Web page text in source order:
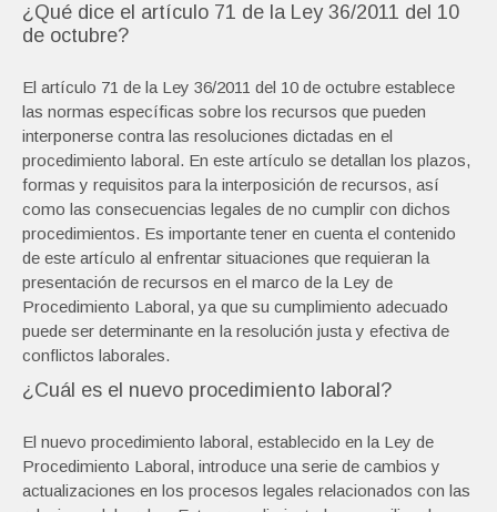
¿Qué dice el artículo 71 de la Ley 36/2011 del 10
de octubre?
El artículo 71 de la Ley 36/2011 del 10 de octubre establece
las normas específicas sobre los recursos que pueden
interponerse contra las resoluciones dictadas en el
procedimiento laboral. En este artículo se detallan los plazos,
formas y requisitos para la interposición de recursos, así
como las consecuencias legales de no cumplir con dichos
procedimientos. Es importante tener en cuenta el contenido
de este artículo al enfrentar situaciones que requieran la
presentación de recursos en el marco de la Ley de
Procedimiento Laboral, ya que su cumplimiento adecuado
puede ser determinante en la resolución justa y efectiva de
conflictos laborales.
¿Cuál es el nuevo procedimiento laboral?
El nuevo procedimiento laboral, establecido en la Ley de
Procedimiento Laboral, introduce una serie de cambios y
actualizaciones en los procesos legales relacionados con las